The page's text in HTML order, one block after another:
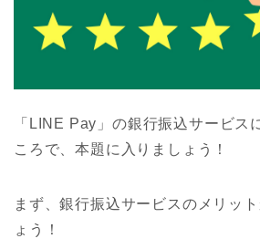
「LINE Pay」の銀行振込サービス
ころで、本題に入りましょう！
まず、銀行振込サービスのメリッ
ょう！